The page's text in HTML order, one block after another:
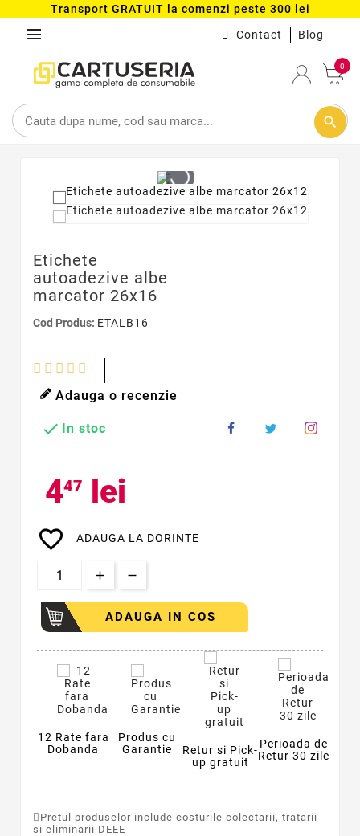
Transport GRATUIT la comenzi peste 300 lei
menu Contact Blog
0
search
Etichete
autoadezive albe
marcator 26x16
Cod Produs: ETALB16
Adauga o recenzie
 In stoc
447 lei
favorite_border ADAUGA LA DORINTE
ADAUGA IN COS
12 Rate fara
Dobanda
Produs cu
Garantie
Retur si Pick-
up gratuit
Perioada de
Retur 30 zile
Pretul produselor include costurile colectarii, tratarii
si eliminarii DEEE